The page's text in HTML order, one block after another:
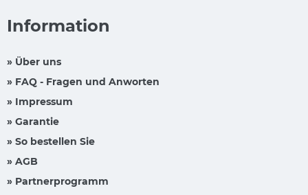
Information
» Über uns
» FAQ - Fragen und Anworten
» Impressum
» Garantie
» So bestellen Sie
» AGB
» Partnerprogramm